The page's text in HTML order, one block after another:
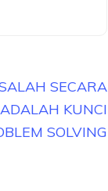
SECARA
KUNCI
SOLVING